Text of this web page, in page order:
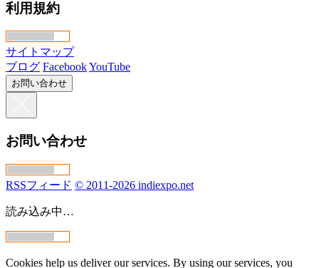
利用規約
サイトマップ
ブログ FacebookYouTube
お問い合わせ
お問い合わせ
RSSフィード © 2011-2026 indiexpo.net
読み込み中…
Cookies help us deliver our services. By using our services, you